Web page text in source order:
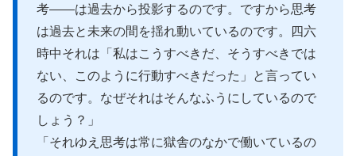
考――は過去から投影するのです。ですから思考
は過去と未来の間を揺れ動いているのです。四六
時中それは「私はこうすべきだ、そうすべきでは
ない、このように行動すべきだった」と言ってい
るのです。なぜそれはそんなふうにしているので
しょう？」
「それゆえ思考は常に獄舎のなかで働いているの